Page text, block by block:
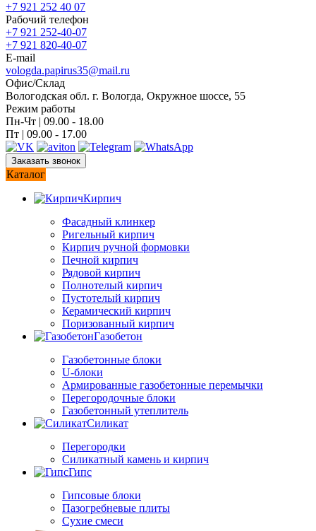
+7 921 252 40 07
Рабочий телефон
+7 921 252-40-07
+7 921 820-40-07
E-mail
vologda.papirus35@mail.ru
Офис/Склад
Вологодская обл. г. Вологда, Окружное шоссе, 55
Режим работы
Пн-Чт | 09.00 - 18.00
Пт | 09.00 - 17.00
Заказать звонок
Каталог
Кирпич
Фасадный клинкер
Ригельный кирпич
Кирпич ручной формовки
Печной кирпич
Рядовой кирпич
Полнотелый кирпич
Пустотелый кирпич
Керамический кирпич
Поризованный кирпич
Газобетон
Газобетонные блоки
U-блоки
Армированные газобетонные перемычки
Перегородочные блоки
Газобетонный утеплитель
Силикат
Перегородки
Силикатный камень и кирпич
Гипс
Гипсовые блоки
Пазогребневые плиты
Сухие смеси